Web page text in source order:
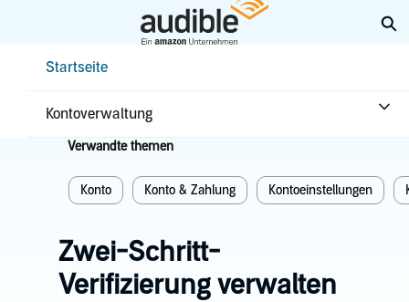
Startseite
Kontoverwaltung
Startseite
Verwandte themen
Konto Konto & Zahlung Kontoeinstellungen
Zwei-Schritt-
Verifizierung verwalten